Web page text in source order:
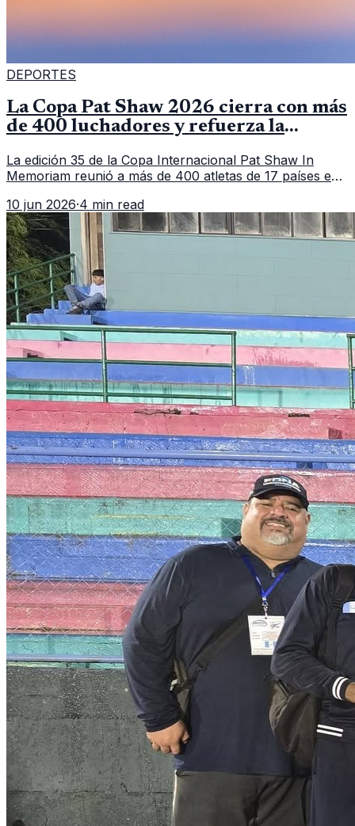
DEPORTES
La Copa Pat Shaw 2026 cierra con más
de 400 luchadores y refuerza la
La edición 35 de la Copa Internacional Pat Shaw In
Memoriam reunió a más de 400 atletas de 17 países en
delegación nacional, según el balance oficial de CDAG.
10 jun 2026·4 min read